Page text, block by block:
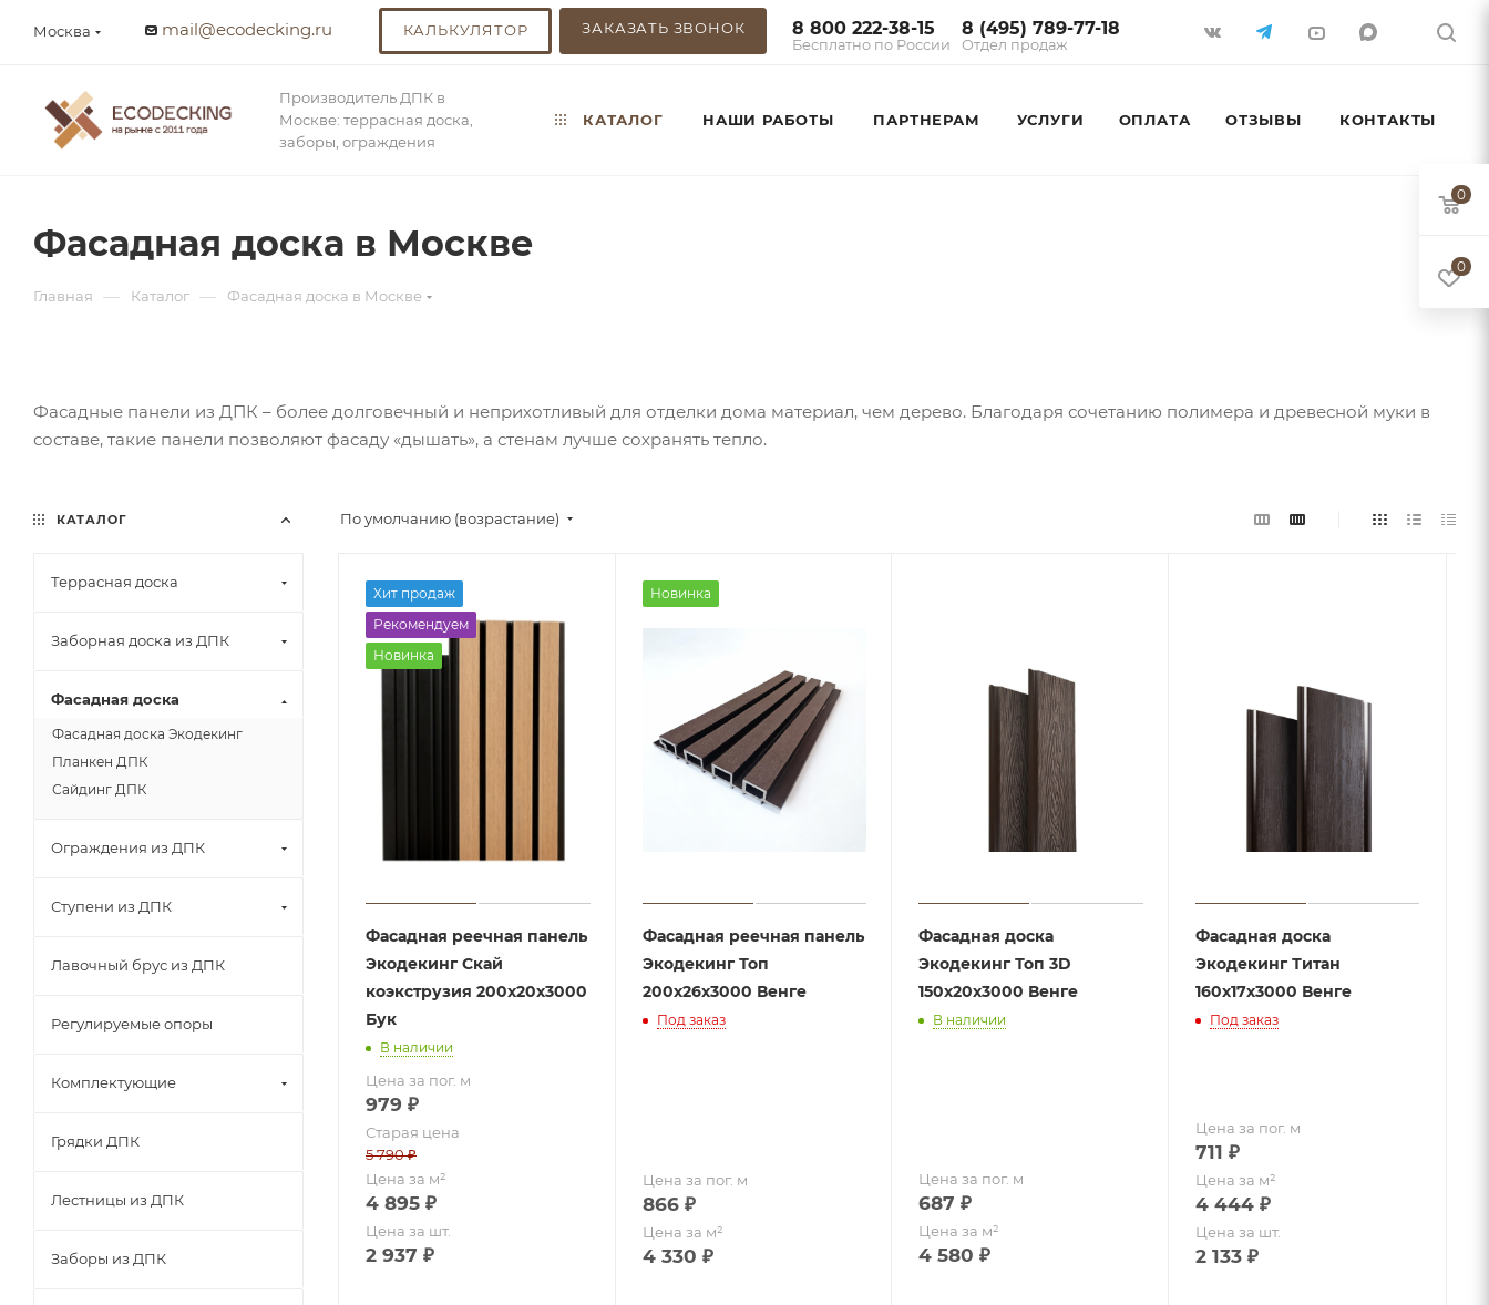
Москва mail@ecodecking.ru КАЛЬКУЛЯТОР ЗАКАЗАТЬ ЗВОНОК 8 800 222-38-15
Бесплатно по России
8 (495) 789-77-18
Отдел продаж
Производитель ДПК в
Москве: террасная доска,
заборы, ограждения
КАТАЛОГ НАШИ РАБОТЫ ПАРТНЕРАМ УСЛУГИ ОПЛАТА ОТЗЫВЫ КОНТАКТЫ
Фасадная доска в Москве
Главная — Каталог — Фасадная доска в Москве
Фасадные панели из ДПК – более долговечный и неприхотливый для отделки дома материал, чем дерево. Благодаря сочетанию полимера и древесной муки в
составе, такие панели позволяют фасаду «дышать», а стенам лучше сохранять тепло.
По умолчанию (возрастание)
Хит продаж
Рекомендуем
Новинка
Фасадная реечная панель
Экодекинг Скай
коэкструзия 200х20х3000
Бук
В наличии
Цена за пог. м
979 ₽
Старая цена
5 790₽
Цена за м²
4 895 ₽
Цена за шт.
2 937 ₽
Новинка
Фасадная реечная панель
Экодекинг Топ
200х26х3000 Венге
Под заказ
Цена за пог. м
866₽
Цена за м²
4 330 ₽
Фасадная доска
Экодекинг Топ 3D
150х20х3000 Венге
В наличии
Цена за пог. м
687 ₽
Цена за м²
4 580 ₽
Фасадная доска
Экодекинг Титан
160х17x3000 Венге
Под заказ
Цена за пог. м
711 ₽
Цена за м²
4 444₽
Цена за шт.
2 133₽
КАТАЛОГ
Террасная доска
Заборная доска из ДПК
Фасадная доска
Фасадная доска Экодекинг
Планкен ДПК
Сайдинг ДПК
Ограждения из ДПК
Ступени из ДПК
Лавочный брус из ДПК
Регулируемые опоры
Комплектующие
Грядки ДПК
Лестницы из ДПК
Заборы из ДПК
0
0